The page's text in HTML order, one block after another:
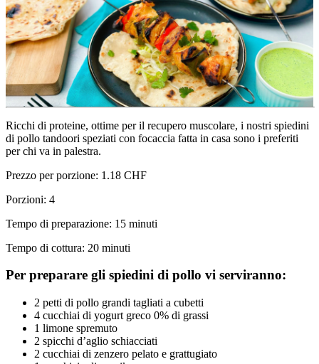
Ricchi di proteine, ottime per il recupero muscolare, i nostri spiedini
di pollo tandoori speziati con focaccia fatta in casa sono i preferiti
per chi va in palestra.
Prezzo per porzione: 1.18 CHF
Porzioni: 4
Tempo di preparazione: 15 minuti
Tempo di cottura: 20 minuti
Per preparare gli spiedini di pollo vi serviranno:
2 petti di pollo grandi tagliati a cubetti
4 cucchiai di yogurt greco 0% di grassi
1 limone spremuto
2 spicchi d’aglio schiacciati
2 cucchiai di zenzero pelato e grattugiato